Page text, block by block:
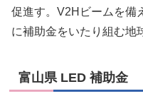
促進す。V2Hビームを備
に補助金をいたり組む地
富山県 LED 補助金